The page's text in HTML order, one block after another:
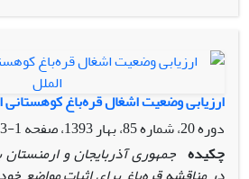
ژئوپلیتیک و اهمیت خاص این منطقه
تداوم و گسترش‌ روابط خود با
اقتصادی با هدف حفظ ثبات سیاسی و
خصوص مناطق مرزی چون سین‌کیانگ
خارجی خود قرار داده‌‌اند. وجود ناامنی
مسلمان نشین سین‌کیانگ که با
ارزیابی وضعیت اشغال قره‌باغ کوهستانی
دوره 20، شماره 85، بهار 1393، صفحه
1-33
چکیده جمهوری آذربایجان و